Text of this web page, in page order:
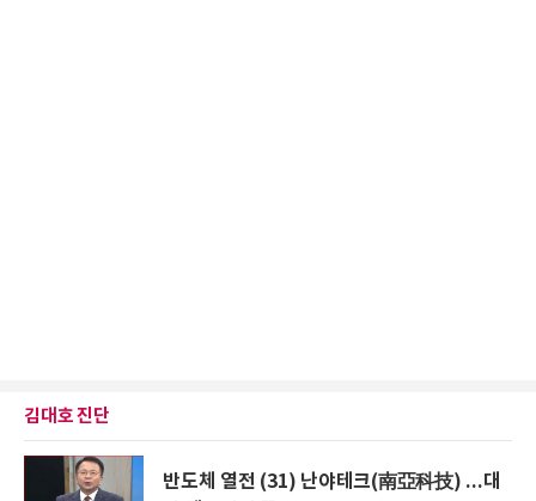
김대호 진단
반도체 열전 (31) 난야테크(南亞科技) ...대